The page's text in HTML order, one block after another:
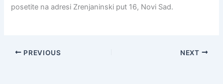
posetite na adresi Zrenjaninski put 16, Novi Sad.
PREVIOUS NEXT